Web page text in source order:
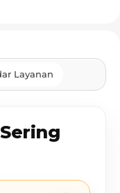
Layanan